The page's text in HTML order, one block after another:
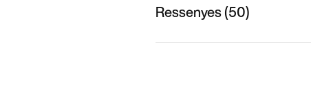
Ressenyes (50)